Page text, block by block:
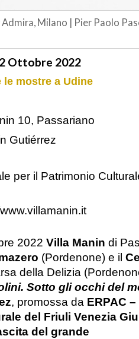
Milano
Pier Paolo
Ottobre 2022
le mostre a Udine
10, Passariano
Gutiérrez
per il Patrimonio
2022 Villa Manin di
(Pordenone) e il
della Delizia
Sotto gli occhi del
, promossa da ERPAC
del Friuli Venezia
del grande